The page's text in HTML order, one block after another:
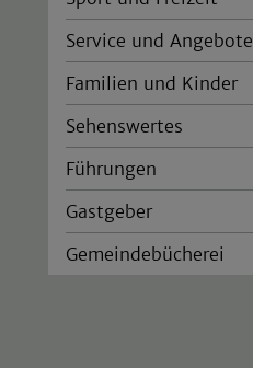
Service und Angebote
Familien und Kinder
Sehenswertes
Führungen
Gastgeber
Gemeindebücherei